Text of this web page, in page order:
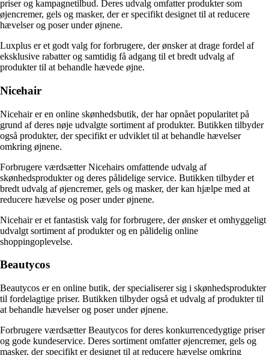
priser og kampagnetilbud. Deres udvalg omfatter produkter som
øjencremer, gels og masker, der er specifikt designet til at reducere
hævelser og poser under øjnene.
Luxplus er et godt valg for forbrugere, der ønsker at drage fordel af
eksklusive rabatter og samtidig få adgang til et bredt udvalg af
produkter til at behandle hævede øjne.
Nicehair
Nicehair er en online skønhedsbutik, der har opnået popularitet på
grund af deres nøje udvalgte sortiment af produkter. Butikken tilbyder
også produkter, der specifikt er udviklet til at behandle hævelser
omkring øjnene.
Forbrugere værdsætter Nicehairs omfattende udvalg af
skønhedsprodukter og deres pålidelige service. Butikken tilbyder et
bredt udvalg af øjencremer, gels og masker, der kan hjælpe med at
reducere hævelse og poser under øjnene.
Nicehair er et fantastisk valg for forbrugere, der ønsker et omhyggeligt
udvalgt sortiment af produkter og en pålidelig online
shoppingoplevelse.
Beautycos
Beautycos er en online butik, der specialiserer sig i skønhedsprodukter
til fordelagtige priser. Butikken tilbyder også et udvalg af produkter til
at behandle hævelser og poser under øjnene.
Forbrugere værdsætter Beautycos for deres konkurrencedygtige priser
og gode kundeservice. Deres sortiment omfatter øjencremer, gels og
masker, der specifikt er designet til at reducere hævelse omkring